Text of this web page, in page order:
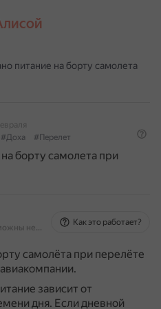
питание на борту самолета
#Доха #Перелет
борту самолета при
На основе источников, возможны неточности
Как это работает?
самолёта при перелёте
зависит от
дня. Если дневной